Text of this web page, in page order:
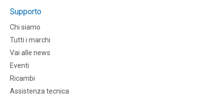
Supporto
Chi siamo
Tutti i marchi
Vai alle news
Eventi
Ricambi
Assistenza tecnica